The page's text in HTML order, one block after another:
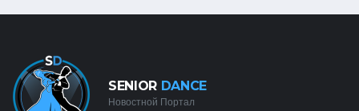
SENIOR DANCE
Новостной Портал